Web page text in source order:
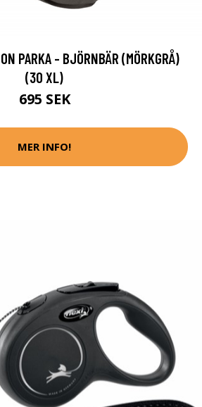
PARKA - BJÖRNBÄR (MÖRKGRÅ)
(30 XL)
695 SEK
MER INFO!